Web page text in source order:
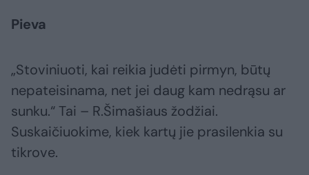
Pieva
„Stoviniuoti, kai reikia judėti pirmyn, būtų
nepateisinama, net jei daug kam nedrąsu ar
sunku.“ Tai – R.Šimašiaus žodžiai.
Suskaičiuokime, kiek kartų jie prasilenkia su
tikrove.